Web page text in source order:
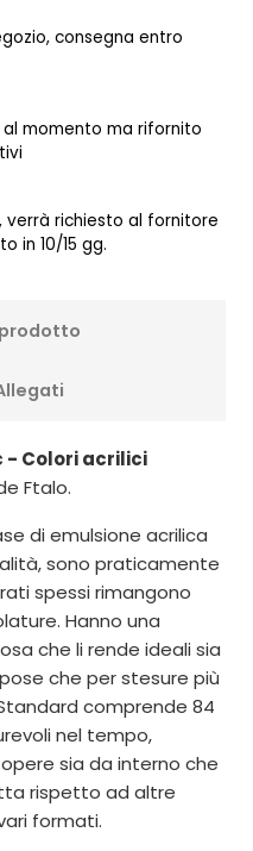
consegna entro
al momento ma rifornito
verrà richiesto al fornitore
in 10/15 gg.
- Colori acrilici
Ftalo.
di emulsione acrilica
sono praticamente
spessi rimangono
Hanno una
che li rende ideali sia
che per stesure più
comprende 84
nel tempo,
sia da interno che
rispetto ad altre
formati.